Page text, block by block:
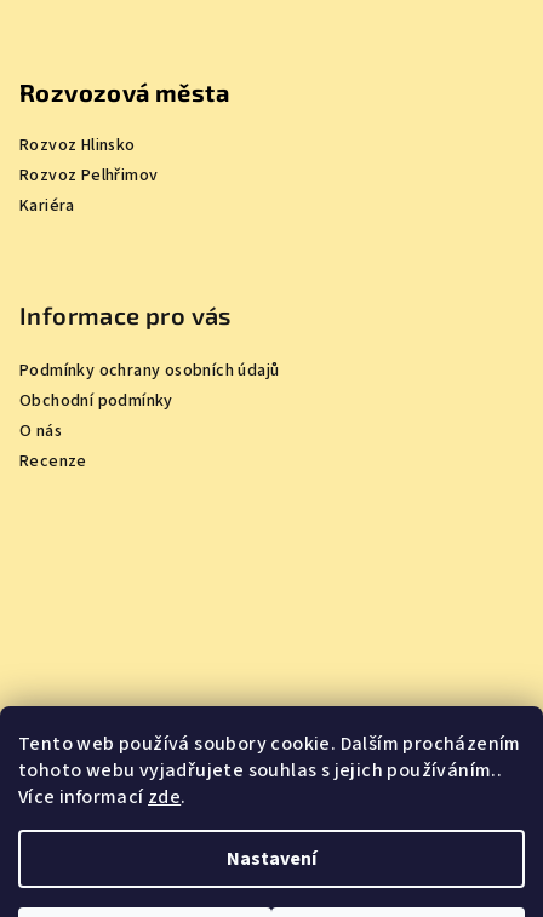
Tento web používá soubory cookie. Dalším procházením
tohoto webu vyjadřujete souhlas s jejich používáním..
Více informacízde.
Nastavení
Rozvozová města
Rozvoz Hlinsko
Rozvoz Pelhřimov
Kariéra
Informace pro vás
Podmínky ochrany osobních údajů
Obchodní podmínky
O nás
Recenze
Vychutnejte si oceněná vína z pohodlí domova